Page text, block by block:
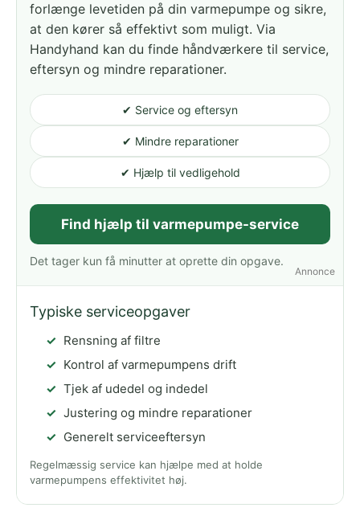
Annonce
forlænge levetiden på din varmepumpe og sikre,
at den kører så effektivt som muligt. Via
Handyhand kan du finde håndværkere til service,
eftersyn og mindre reparationer.
✔ Service og eftersyn
✔ Mindre reparationer
✔ Hjælp til vedligehold
Find hjælp til varmepumpe-service
Det tager kun få minutter at oprette din opgave.
Typiske serviceopgaver
Rensning af filtre
Kontrol af varmepumpens drift
Tjek af udedel og indedel
Justering og mindre reparationer
Generelt serviceeftersyn
Regelmæssig service kan hjælpe med at holde
varmepumpens effektivitet høj.